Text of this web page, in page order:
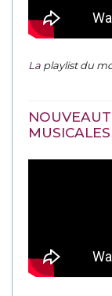
La playlist du
MUSICALES